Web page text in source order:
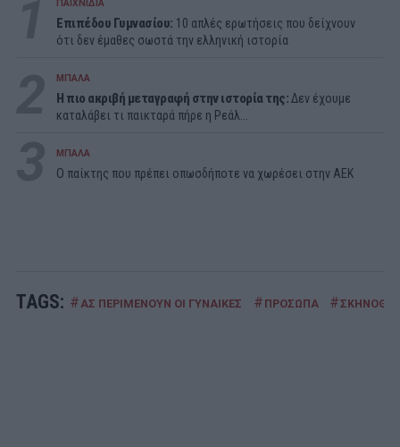
ΠΑΙΧΝΙΔΙΑ
Επιπέδου Γυμνασίου: 10 απλές ερωτήσεις που δείχνουν
ότι δεν έμαθες σωστά την ελληνική ιστορία
ΜΠΑΛΑ
Η πιο ακριβή μεταγραφή στην ιστορία της:Δεν έχουμε
καταλάβει τι παικταρά πήρε η Ρεάλ...
ΜΠΑΛΑ
Ο παίκτης που πρέπει οπωσδήποτε να χωρέσει στην ΑΕΚ
TAGS: # ΑΣ ΠΕΡΙΜΕΝΟΥΝ ΟΙ ΓΥΝΑΙΚΕΣ # ΠΡΟΣΩΠΑ #